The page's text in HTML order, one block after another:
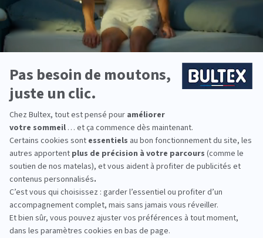
Chaque dormeur a ses besoins. Les matelas Bultex
existent en plusieurs fermetés et s’associent avec
le sommier adapté pour un soutien cohérent et
Besoin d’équiper toute la famille ? Des solutions
pour adultes, enfants et invités permettent
d’aligner confort, budget et longévité.
*Marque la plus détenue : 18 599 personnes
interrogées de février 2019 à mars 2025. Institut
UNIVERS DU SOMMEIL
CONTREXEVIL : essayez
avant d’acheter
Rien ne remplace un essai en magasin.
Allongez‑vous, comparez plusieurs conforts et
prenez quelques minutes sur chaque matelas pour
ressentir le soutien. L’équipe vous aide à affiner le
choix en fonction de votre morphologie et de vos
habitudes de sommeil.